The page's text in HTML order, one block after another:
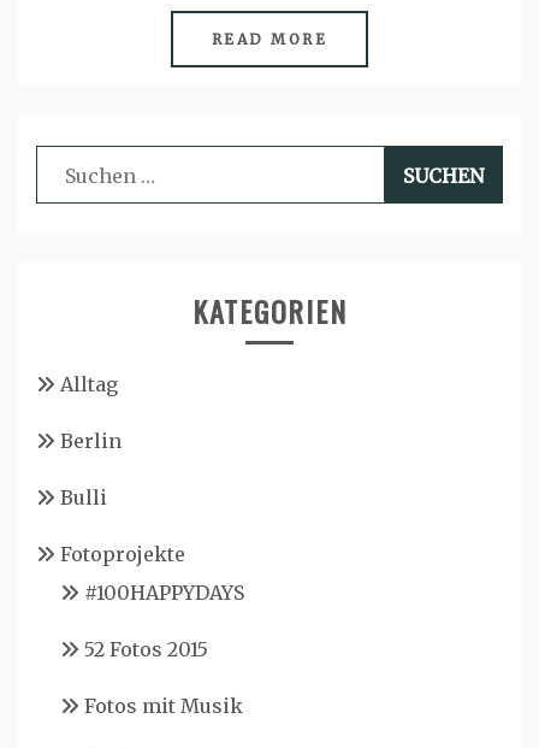
READ MORE
Suchen
nach:
KATEGORIEN
Alltag
Berlin
Bulli
Fotoprojekte
#100HAPPYDAYS
52 Fotos 2015
Fotos mit Musik